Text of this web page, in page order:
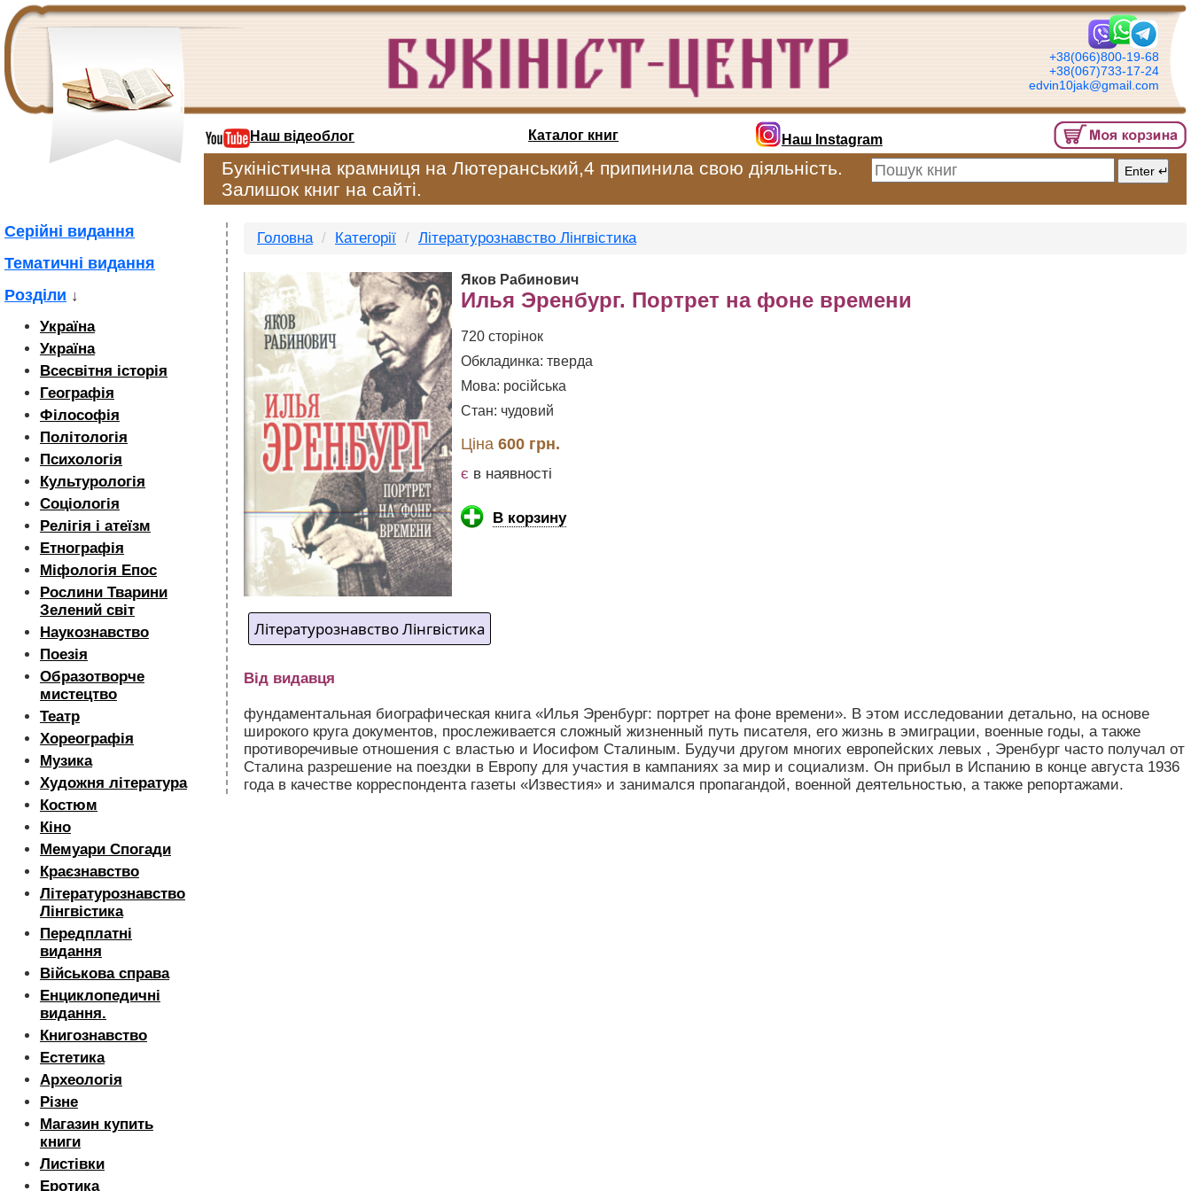
+38(066)800-19-68
+38(067)733-17-24
edvin10jak@gmail.com
Наш відеоблог Каталог книг Наш Instagram
Букіністична крамниця на Лютеранський,4 припинила свою діяльність.
Залишок книг на сайті.
Серійні видання
Тематичні видання
Розділи ↓
Україна
Україна
Всесвітня історія
Географія
Філософія
Політологія
Психологія
Культурологія
Соціологія
Релігія і атеїзм
Етнографія
Міфологія Епос
Рослини Тварини
Зелений світ
Наукознавство
Поезія
Образотворче
мистецтво
Театр
Хореографія
Музика
Художня література
Костюм
Кіно
Мемуари Спогади
Краєзнавство
Літературознавство
Лінгвістика
Передплатні
видання
Військова справа
Енциклопедичні
видання.
Книгознавство
Естетика
Археологія
Різне
Магазин купить
книги
Листівки
Еротика
Головна Категорії Літературознавство Лінгвістика
Яков Рабинович
Илья Эренбург. Портрет на фоне времени
720 сторінок
Обкладинка: тверда
Мова: російська
Стан: чудовий
Ціна 600 грн.
є в наявності
В корзину
Літературознавство Лінгвістика
Від видавця
фундаментальная биографическая книга «Илья Эренбург: портрет на фоне времени». В этом исследовании детально, на основе
широкого круга документов, прослеживается сложный жизненный путь писателя, его жизнь в эмиграции, военные годы, а также
противоречивые отношения с властью и Иосифом Сталиным. Будучи другом многих европейских левых , Эренбург часто получал от
Сталина разрешение на поездки в Европу для участия в кампаниях за мир и социализм. Он прибыл в Испанию в конце августа 1936
года в качестве корреспондента газеты «Известия» и занимался пропагандой, военной деятельностью, а также репортажами.